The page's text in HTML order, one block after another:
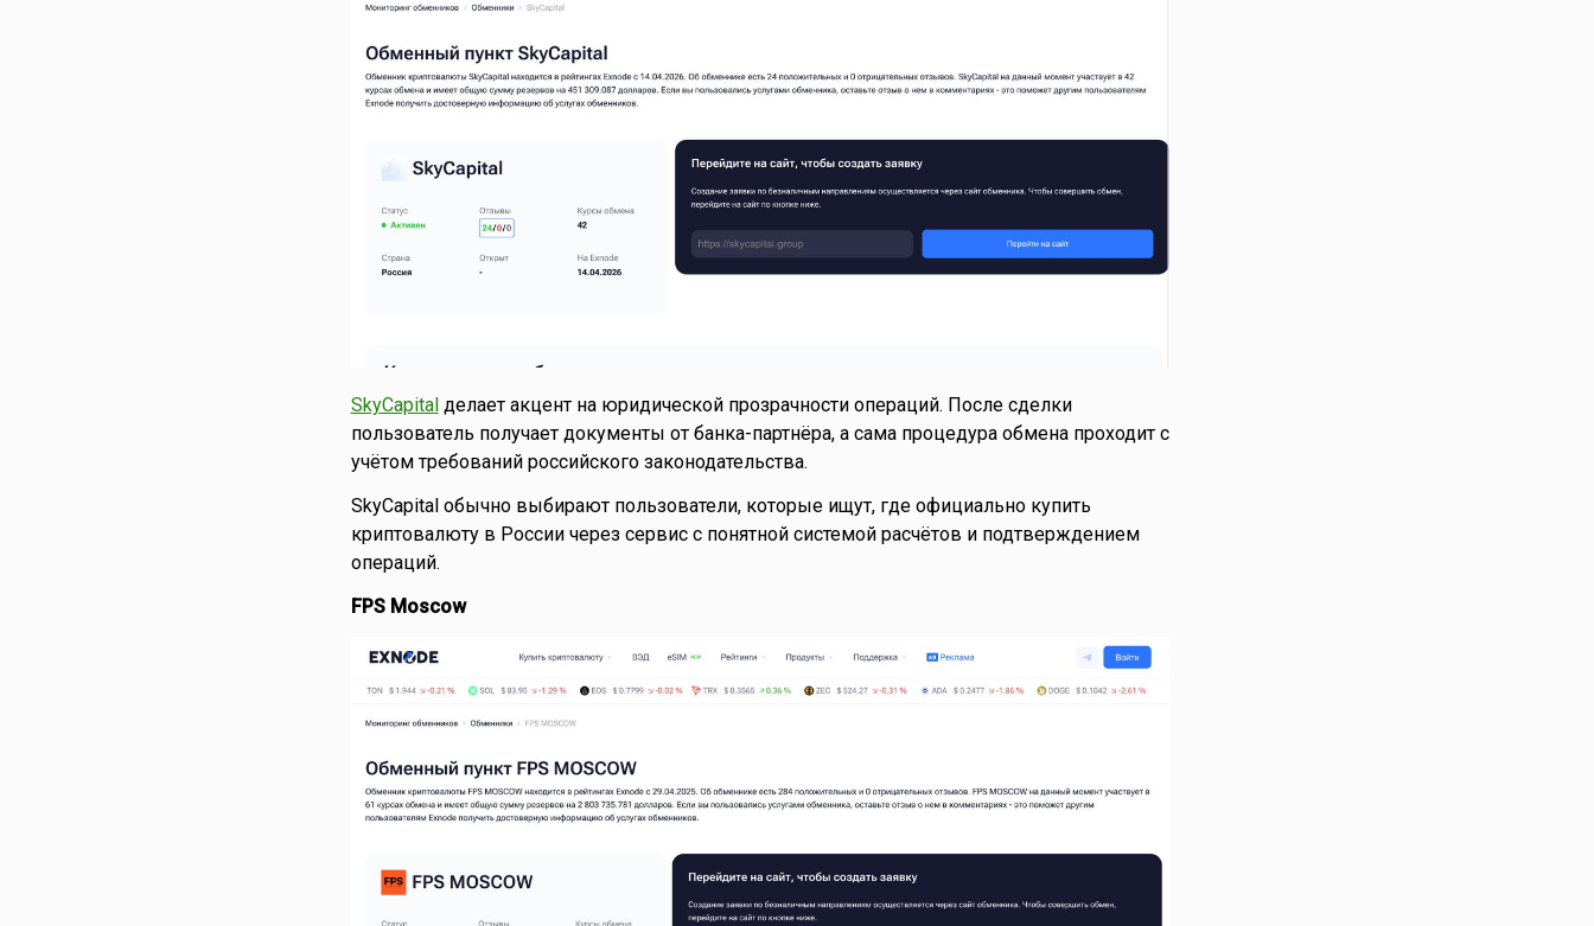
SkyCapitalделает акцент на юридической прозрачности операций. После сделки
пользователь получает документы от банка-партнёра, а сама процедура обмена проходит с
учётом требований российского законодательства.
SkyCapital обычно выбирают пользователи, которые ищут, где официально купить
криптовалюту в России через сервис с понятной системой расчётов и подтверждением
операций.
FPS Moscow